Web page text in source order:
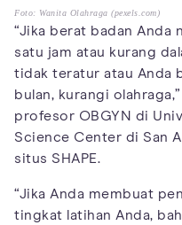
Foto: Wanita Olahraga (pexels.com)
“Jika berat badan Anda
satu jam atau kurang
tidak teratur atau Anda
bulan, kurangi
profesor OBGYN di
Science Center di San
situs SHAPE.
“Jika Anda membuat
tingkat latihan Anda,